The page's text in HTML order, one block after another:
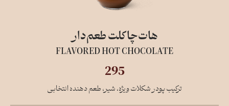
هات‌چاکلت طعم‌دار
FLAVORED HOT CHOCOLATE
295
ترکیب پودر شکلات ویژه، شیر، طعم دهنده انتخابی